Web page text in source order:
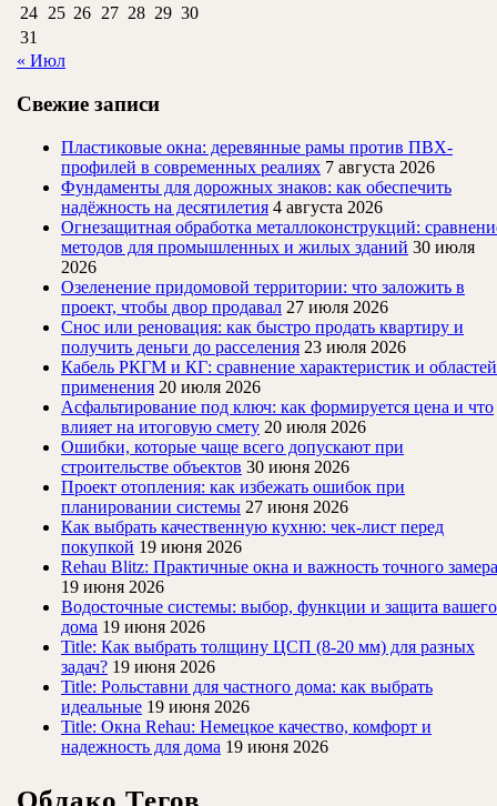
24 25 26 27 28 29 30
31
« Июл
Свежие записи
Пластиковые окна: деревянные рамы против ПВХ-
профилей в современных реалиях 7 августа 2026
Фундаменты для дорожных знаков: как обеспечить
надёжность на десятилетия 4 августа 2026
Огнезащитная обработка металлоконструкций:
методов для промышленных и жилых зданий 30 июля
2026
Озеленение придомовой территории: что заложить в
проект, чтобы двор продавал 27 июля 2026
Снос или реновация: как быстро продать квартиру и
получить деньги до расселения 23 июля 2026
Кабель РКГМ и КГ: сравнение характеристик и областей
применения 20 июля 2026
Асфальтирование под ключ: как формируется цена и что
влияет на итоговую смету 20 июля 2026
Ошибки, которые чаще всего допускают при
строительстве объектов 30 июня 2026
Проект отопления: как избежать ошибок при
планировании системы 27 июня 2026
Как выбрать качественную кухню: чек-лист перед
покупкой 19 июня 2026
Rehau Blitz: Практичные окна и важность точного замера
19 июня 2026
Водосточные системы: выбор, функции и защита вашего
дома 19 июня 2026
Title: Как выбрать толщину ЦСП (8-20 мм) для разных
задач? 19 июня 2026
Title: Рольставни для частного дома: как выбрать
идеальные 19 июня 2026
Title: Окна Rehau: Немецкое качество, комфорт и
надежность для дома 19 июня 2026
Облако Тегов